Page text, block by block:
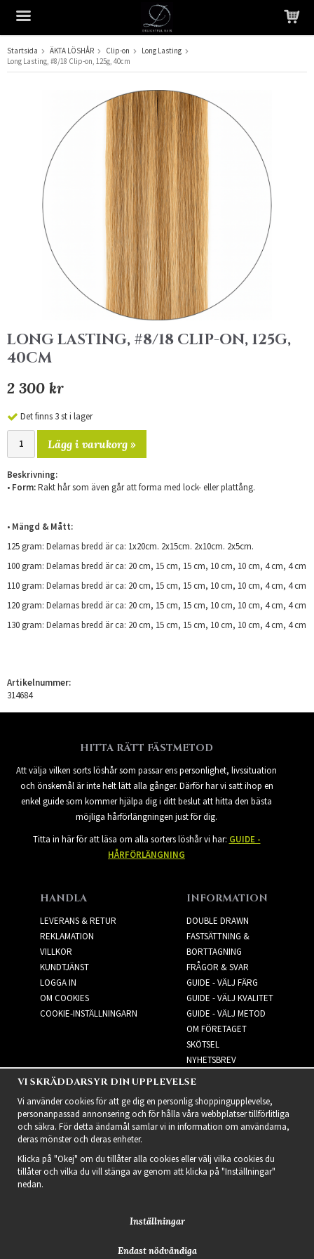
Produkten har blivit tillagd i varukorgen
Startsida ÄKTA LÖSHÅR Clip-on
Long Lasting
Long Lasting, #8/18 Clip-on, 125g, 40cm
LONG LASTING, #8/18 CLIP-ON, 125G,
40CM
2 300 kr
Det finns 3 st i lager
Lägg i varukorg »
Beskrivning:
• Form:Rakt hår som även går att forma med lock- eller plattång.
• Mängd & Mått:
125 gram: Delarnas bredd är ca: 1x20cm. 2x15cm. 2x10cm. 2x5cm.
100 gram: Delarnas bredd är ca: 20 cm, 15 cm, 15 cm, 10 cm, 10 cm, 4 cm, 4 cm
110 gram: Delarnas bredd är ca: 20 cm, 15 cm, 15 cm, 10 cm, 10 cm, 4 cm, 4 cm
120 gram: Delarnas bredd är ca: 20 cm, 15 cm, 15 cm, 10 cm, 10 cm, 4 cm, 4 cm
130 gram: Delarnas bredd är ca: 20 cm, 15 cm, 15 cm, 10 cm, 10 cm, 4 cm, 4 cm
Artikelnummer:
314684
HITTA RÄTT FÄSTMETOD
Att välja vilken sorts löshår som passar ens personlighet, livssituation
och önskemål är inte helt lätt alla gånger. Därför har vi satt ihop en
enkel guide som kommer hjälpa dig i ditt beslut att hitta den bästa
möjliga hårförlängningen just för dig.
Titta in här för att läsa om alla sorters löshår vi har: GUIDE -
HÅRFÖRLÄNGNING
HANDLA
LEVERANS & RETUR
REKLAMATION
VILLKOR
KUNDTJÄNST
LOGGA IN
OM COOKIES
COOKIE-INSTÄLLNINGARN
INFORMATION
DOUBLE DRAWN
FASTSÄTTNING &
BORTTAGNING
FRÅGOR & SVAR
GUIDE - VÄLJ FÄRG
GUIDE - VÄLJ KVALITET
GUIDE - VÄLJ METOD
OM FÖRETAGET
SKÖTSEL
NYHETSBREV
NYHETSBREV
VI SKRÄDDARSYR DIN UPPLEVELSE
Vi använder cookies för att ge dig en personlig shoppingupplevelse,
personanpassad annonsering och för hålla våra webbplatser tillförlitliga
och säkra. För detta ändamål samlar vi in information om användarna,
deras mönster och deras enheter.
Klicka på "Okej" om du tillåter alla cookies eller välj vilka cookies du
tillåter och vilka du vill stänga av genom att klicka på "Inställningar"
nedan.
Inställningar
Endast nödvändiga